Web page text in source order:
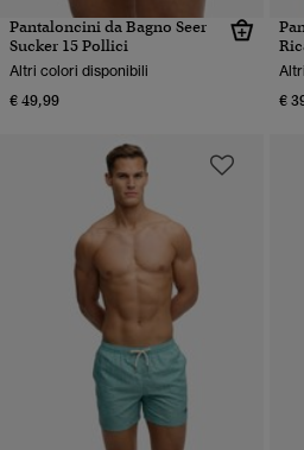
Pantaloncini da Bagno Seer
Sucker 15 Pollici
Altri colori disponibili
€ 49,99 €